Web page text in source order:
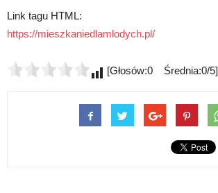
Link tagu HTML:
https://mieszkaniedlamlodych.pl/
[Głosów:0 Średnia:0/5]